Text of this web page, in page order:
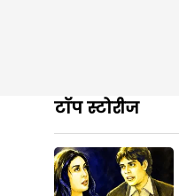
टॉप स्टोरीज